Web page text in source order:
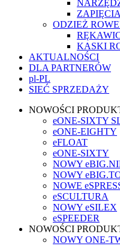
ODZIEŻ
KASKI
AKTUALNOŚCI
DLA PARTNERÓW
pl-PL
SIEĆ SPRZEDAŻY
NOWOŚCI
eONE-SIXTY
eONE-EIGHTY
eFLOAT
eONE-SIXTY
NOWY
NOWY
NOWE
eSCULTURA
NOWY eSILEX
eSPEEDER
NOWOŚCI
NOWY ONE-